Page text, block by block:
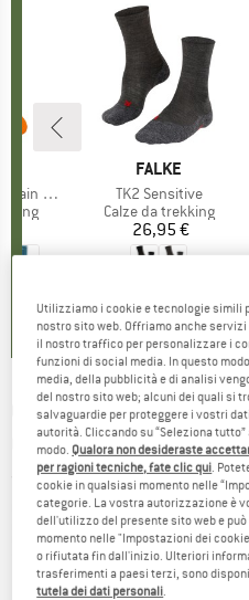
Sock
MARCHIO
FALKE
Articolo
TK2 Sensitive
Gruppo di prodotti
Calze da trekking
Prezzo
26,95 €
CEP -Hiking Light
Calze tecniche a
(0)
Utilizziamo i cookie e tecnologie simili
nostro sito web. Offriamo anche
il nostro traffico per personalizzare i
funzioni di social media. In questo
media, della pubblicità e di analisi
del nostro sito web; alcuni dei quali si
salvaguardie per proteggere i vostri
autorità. Cliccando su “Seleziona
modo. Qualora non desideraste
per ragioni tecniche, fate clic qui .
cookie in qualsiasi momento nelle
categorie. La vostra autorizzazione è
dell'utilizzo del presente sito web e
momento nelle "Impostazioni dei
o rifiutata fin dall'inizio. Ulteriori
trasferimenti a paesi terzi, sono
tutela dei dati personali